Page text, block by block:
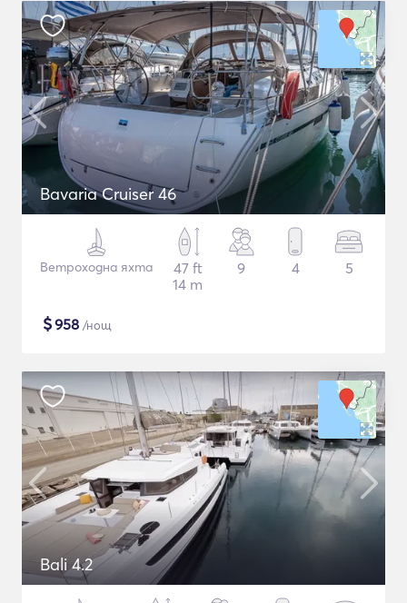
Bavaria Cruiser 46
Ветроходна яхта
47 ft
14 m
9 4 5
$958 /нощ
Bali 4.2